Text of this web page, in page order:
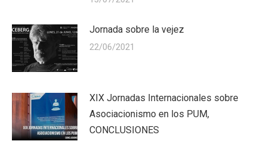
Jornada sobre la vejez
22/06/2021
XIX Jornadas Internacionales sobre
Asociacionismo en los PUM,
CONCLUSIONES